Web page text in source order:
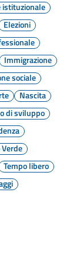
istituzionale
Elezioni
Immigrazione
sociale
Nascita
di sviluppo
Tempo libero